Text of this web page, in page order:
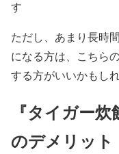
す
ただし、あまり長時
になる方は、こちら
する方がいいかもし
『タイガー炊
のデメリット